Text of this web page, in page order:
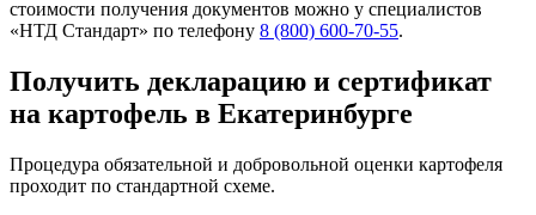
стоимости получения документов можно у специалистов
«НТД Стандарт» по телефону 8 (800) 600-70-55.
Получить декларацию и сертификат
на картофель в Екатеринбурге
Процедура обязательной и добровольной оценки картофеля
проходит по стандартной схеме.